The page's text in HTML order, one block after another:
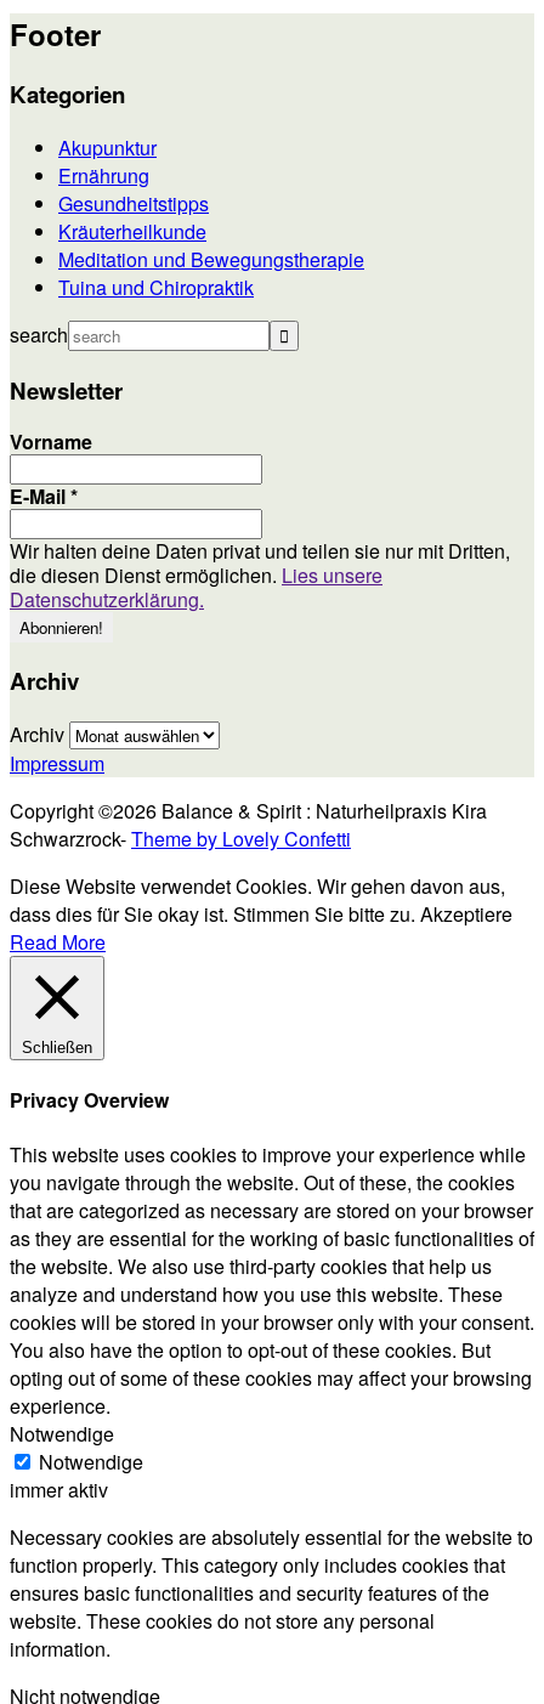
Footer
Kategorien
Akupunktur
Ernährung
Gesundheitstipps
Kräuterheilkunde
Meditation und Bewegungstherapie
Tuina und Chiropraktik
search
Newsletter
Vorname
E-Mail*
Wir halten deine Daten privat und teilen sie nur mit Dritten,
die diesen Dienst ermöglichen. Lies unsere
Datenschutzerklärung.
Archiv
Archiv
Impressum
Copyright ©2026 Balance & Spirit : Naturheilpraxis Kira
Schwarzrock-Theme by Lovely Confetti
Diese Website verwendet Cookies. Wir gehen davon aus,
dass dies für Sie okay ist. Stimmen Sie bitte zu. Akzeptiere
Read More
Schließen
Privacy Overview
This website uses cookies to improve your experience while
you navigate through the website. Out of these, the cookies
that are categorized as necessary are stored on your browser
as they are essential for the working of basic functionalities of
the website. We also use third-party cookies that help us
analyze and understand how you use this website. These
cookies will be stored in your browser only with your consent.
You also have the option to opt-out of these cookies. But
opting out of some of these cookies may affect your browsing
experience.
Notwendige
Notwendige
immer aktiv
Necessary cookies are absolutely essential for the website to
function properly. This category only includes cookies that
ensures basic functionalities and security features of the
website. These cookies do not store any personal
information.
Nicht notwendige